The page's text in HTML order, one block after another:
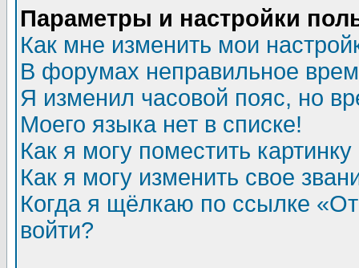
Параметры и настройки
Как мне изменить мои
В форумах неправильное
Я изменил часовой пояс, но
Моего языка нет в списке!
Как я могу поместить
Как я могу изменить свое
Когда я щёлкаю по ссылке
войти?